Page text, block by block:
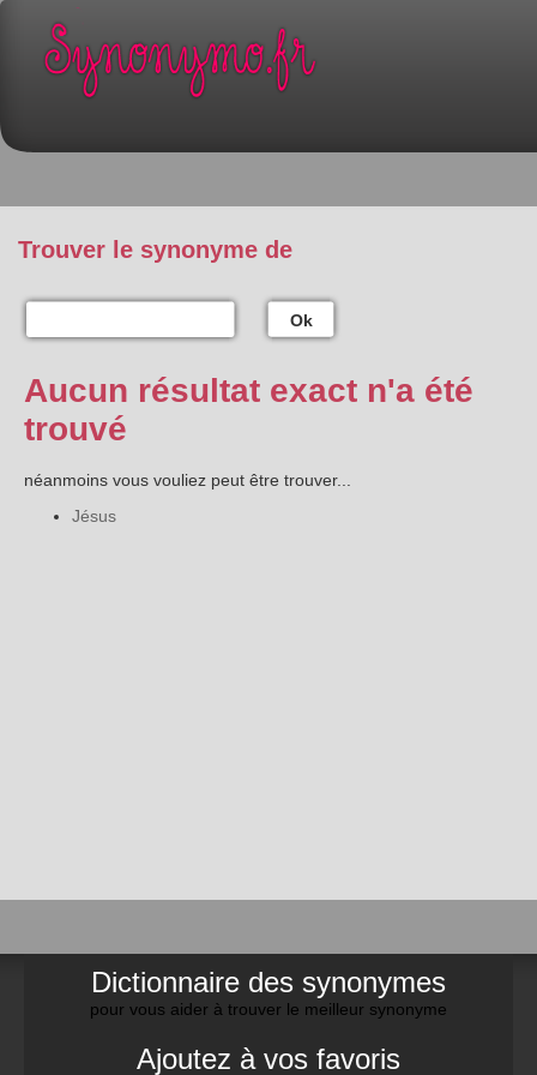
Trouver le synonyme de
Ok
Aucun résultat exact n'a été
trouvé
néanmoins vous vouliez peut être trouver...
Jésus
Dictionnaire des synonymes
pour vous aider à trouver le meilleur synonyme
Ajoutez à vos favoris